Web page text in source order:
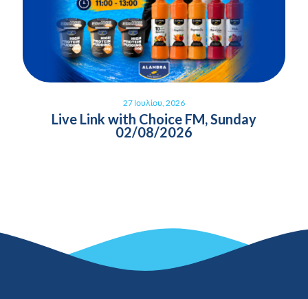
27 Ιουλίου, 2026
Live Link with Choice FM, Sunday
02/08/2026